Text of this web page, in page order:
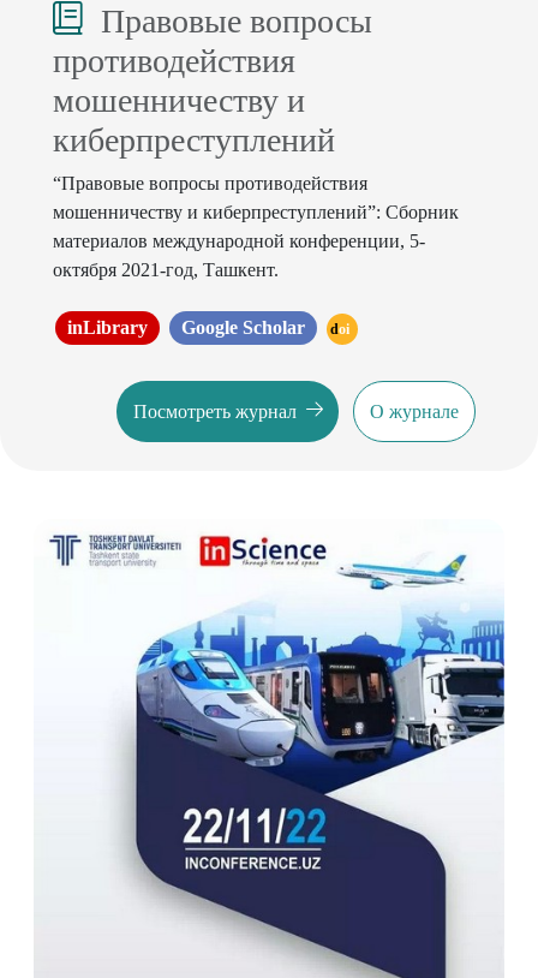
Правовые вопросы
противодействия
мошенничеству и
киберпреступлений
“Правовые вопросы противодействия
мошенничеству и киберпреступлений”: Сборник
материалов международной конференции, 5-
октября 2021-год, Ташкент.
inLibrary Google Scholar doi
Посмотреть журнал О журнале